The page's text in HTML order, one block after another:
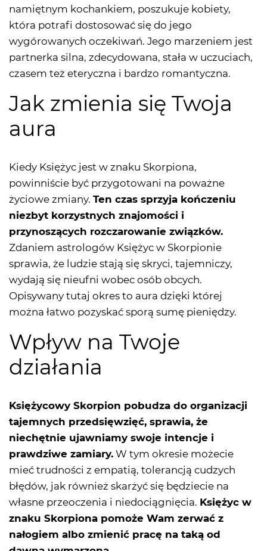
namiętnym kochankiem, poszukuje kobiety,
która potrafi dostosować się do jego
wygórowanych oczekiwań. Jego marzeniem jest
partnerka silna, zdecydowana, stała w uczuciach,
czasem też eteryczna i bardzo romantyczna.
Jak zmienia się Twoja
aura
Kiedy Księżyc jest w znaku Skorpiona,
powinniście być przygotowani na poważne
życiowe zmiany. Ten czas sprzyja kończeniu
niezbyt korzystnych znajomości i
przynoszących rozczarowanie związków.
Zdaniem astrologów Księżyc w Skorpionie
sprawia, że ludzie stają się skryci, tajemniczy,
wydają się nieufni wobec osób obcych.
Opisywany tutaj okres to aura dzięki której
można łatwo pozyskać sporą sumę pieniędzy.
Wpływ na Twoje
działania
Księżycowy Skorpion pobudza do organizacji
tajemnych przedsięwzięć, sprawia, że
niechętnie ujawniamy swoje intencje i
prawdziwe zamiary. W tym okresie możecie
mieć trudności z empatią, tolerancją cudzych
błędów, jak również skarżyć się będziecie na
własne przeoczenia i niedociągnięcia. Księżyc w
znaku Skorpiona pomoże Wam zerwać z
nałogiem albo zmienić pracę na taką od